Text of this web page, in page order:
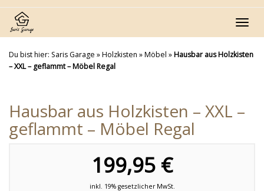
Skip
main
content
Du bist hier: Saris Garage »Holzkisten »Möbel »Hausbar aus Holzkisten
– XXL – geflammt – Möbel Regal
Hausbar aus Holzkisten – XXL –
geflammt – Möbel Regal
199,95 €
inkl. 19% gesetzlicher MwSt.